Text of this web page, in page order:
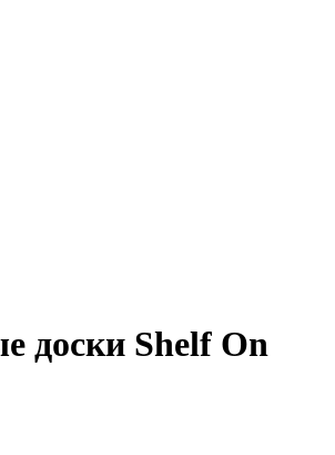
доски Shelf On